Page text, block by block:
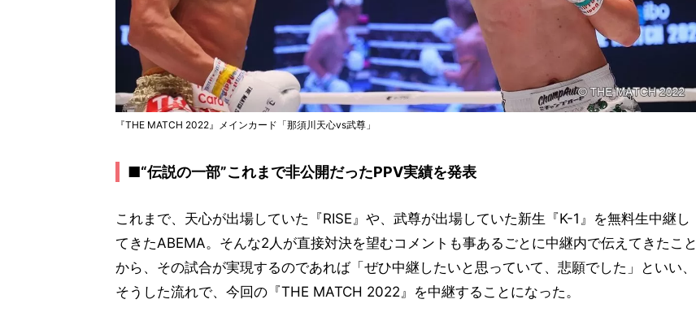
『THE MATCH 2022』メインカード「那須川天心vs武尊」
■“伝説の一部”これまで非公開だったPPV実績を発表
これまで、天心が出場していた『RISE』や、武尊が出場していた新生『K-1』を無料生中継し
てきたABEMA。そんな2人が直接対決を望むコメントも事あるごとに中継内で伝えてきたこと
から、その試合が実現するのであれば「ぜひ中継したいと思っていて、悲願でした」といい、
そうした流れで、今回の『THE MATCH 2022』を中継することになった。